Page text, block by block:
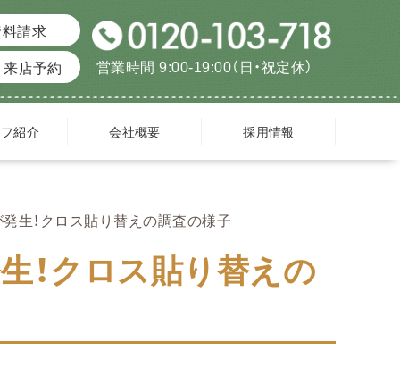
請求
来店予約
営業時間 9:00-19:00（日・祝定休）
紹介 会社概要 採用情報
生！クロス貼り替えの調査の様子
！クロス貼り替えの